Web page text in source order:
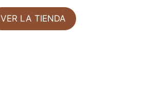
VER LA TIENDA